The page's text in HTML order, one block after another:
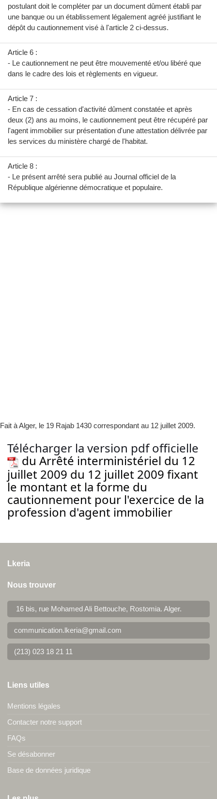
postulant doit le compléter par un document dûment établi par
une banque ou un établissement légalement agréé justifiant le
dépôt du cautionnement visé à l'article 2 ci-dessus.
Article 6 :
- Le cautionnement ne peut être mouvementé et/ou libéré que
dans le cadre des lois et règlements en vigueur.
Article 7 :
- En cas de cessation d'activité dûment constatée et après
deux (2) ans au moins, le cautionnement peut être récupéré par
l'agent immobilier sur présentation d'une attestation délivrée par
les services du ministère chargé de l'habitat.
Article 8 :
- Le présent arrêté sera publié au Journal officiel de la
République algérienne démocratique et populaire.
Fait à Alger, le 19 Rajab 1430 correspondant au 12 juillet 2009.
Télécharger la version pdf officielle
du Arrêté interministériel du 12
juillet 2009 du 12 juillet 2009 fixant
le montant et la forme du
cautionnement pour l'exercice de la
profession d'agent immobilier
Lkeria
Nous trouver
16 bis, rue Mohamed Ali Bettouche, Rostomia. Alger.
communication.lkeria@gmail.com
(213) 023 18 21 11
Liens utiles
Mentions légales
Contacter notre support
FAQs
Se désabonner
Base de données juridique